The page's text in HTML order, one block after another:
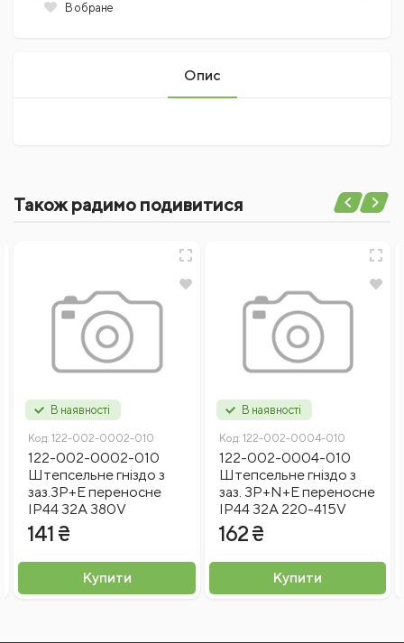
В обране
Опис
Написати відгук
Введіть капчу
Я згоден на обробку персональних даних
Також радимо подивитися
В наявності
Код: 122-002-0002-010
122-002-0002-010
Штепсельне гніздо з
заз.3P+E переносне
IP44 32A 380V
141 ₴
Купити
В наявності
Код: 122-002-0004-010
122-002-0004-010
Штепсельне гніздо з
заз. 3P+N+E переносне
IP44 32A 220-415V
162 ₴
Купити